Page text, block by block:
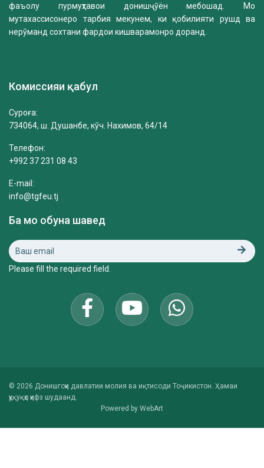
фаъолу пурмуҳтавои донишҷӯён мебошад. Мо
мутахассисонеро тарбия мекунем, ки қобилияти рушд ва
нерӯманд сохтани фардои кишварамонро доранд.
Комиссияи қабул
Суроға:
734064, ш. Душанбе, кӯч. Нахимов, 64/14
Телефон:
+992 37 231 08 43
E-mail:
info@tgfeu.tj
Ба мо обуна шавед
Please fill the required field.
© 2026 Донишгоҳи давлатии молия ва иқтисоди Тоҷикистон. Ҳамаи
ҳуқуқҳо ҳифз шудаанд.
Powered by WebArt